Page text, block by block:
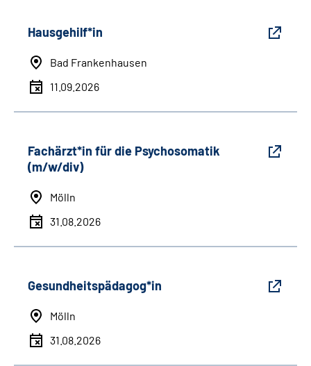
Hausgehilf*in
Bad Frankenhausen
11.09.2026
Fachärzt*in für die Psychosomatik
(m/w/div)
Mölln
31.08.2026
Gesundheitspädagog*in
Mölln
31.08.2026